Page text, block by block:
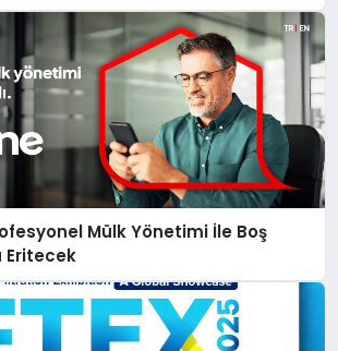
Mülk Yönetimi İle Boş
Eritecek